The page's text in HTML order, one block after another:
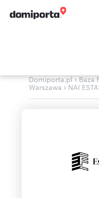
Domiporta.pl›Baza
Warszawa ›NAI